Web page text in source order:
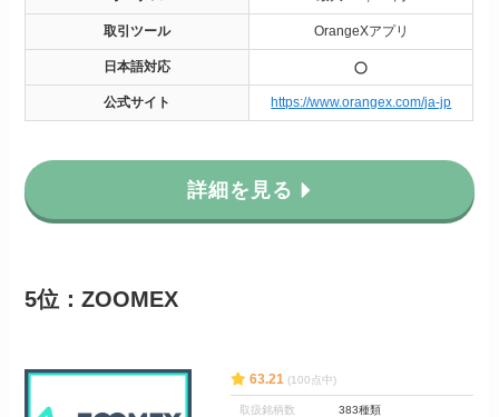
取引ツール OrangeXアプリ
日本語対応
公式サイト https://www.orangex.com/ja-jp
詳細を見る
5位：ZOOMEX
63.21 (100点中)
取扱銘柄数 383種類